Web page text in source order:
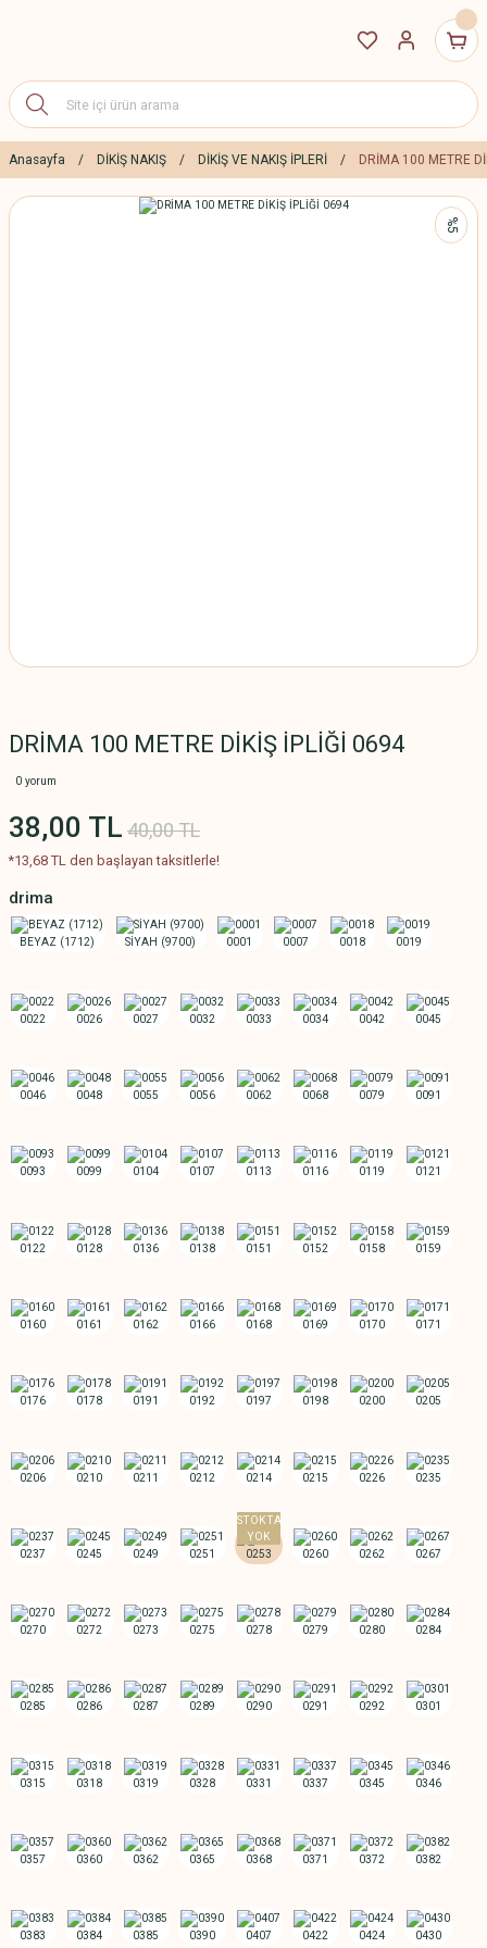
Anasayfa DİKİŞ NAKIŞ DİKİŞ VE NAKIŞ İPLERİ DRİMA 100 METRE
%5
DRİMA 100 METRE DİKİŞ İPLİĞİ 0694
0 yorum
38,00 TL 40,00 TL
*13,68 TL den başlayan taksitlerle!
drima